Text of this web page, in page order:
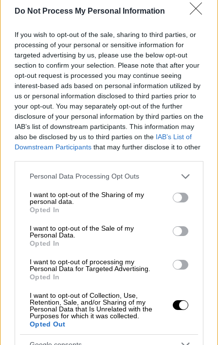
Do Not Process My Personal Information
If you wish to opt-out of the sale, sharing to third parties, or
processing of your personal or sensitive information for
targeted advertising by us, please use the below opt-out
section to confirm your selection. Please note that after your
opt-out request is processed you may continue seeing
interest-based ads based on personal information utilized by
us or personal information disclosed to third parties prior to
your opt-out. You may separately opt-out of the further
disclosure of your personal information by third parties on the
IAB’s list of downstream participants. This information may
also be disclosed by us to third parties on the IAB’s List of
Downstream Participants that may further disclose it to other
Please note that this website/app uses one or more Google
not limited to your visit or usage behaviour. You may click to
grant or deny consent to Google and its third-party tags to
use your data for below specified purposes in below Google
consent section.
Personal Data Processing Opt Outs
I want to opt-out of the Sharing of my
personal data.
Opted In
I want to opt-out of the Sale of my
Personal Data.
Opted In
I want to opt-out of processing my
Personal Data for Targeted Advertising.
Opted In
I want to opt-out of Collection, Use,
Retention, Sale, and/or Sharing of my
Personal Data that Is Unrelated with the
Purposes for which it was collected.
Opted Out
Αυτή ημείωση του πληθυσμού είναι η πρώτη
εκδηλώθηκε το1959είχε αποτέλεσμα να
χαθούν δεκάδες εκατομμύρια ζωές, κάτι που
αποδόθηκε κυρίως στα σφάλματα της
οικονομικής πολιτικήςτου «μεγάλου
άλματος προς τα εμπρός».
Η συρρίκνωση του 2022 εξηγείται κυρίως
από τημεγάλη αύξηση του κόστους ζωής, το
υψηλότεροεπίπεδο σπουδών πολλών
γυναικών, που σημαίνει ότι πολλέςαργούν να
αποκτήσουν παιδιά, ή ακόμη την έλλειψη της
βούλησης των νέων γενιών να αποκτήσουν
ποσοστό γεννητικότητας
υποχώρησε στο
από το όριο που θεωρείται πως είναι
απαραίτητο για την ανανέωση του
πληθυσμού (2,1).
Μαζί με τη γήρανση, η μείωση του
πληθυσμού, ειδικά του ενεργού, αναμένεται
να έχει βαθιές συνέπειες για την κινεζική
οικονομία για δεκαετίες.
Το κόστος εργασίας αναμένεται να αυξηθεί,